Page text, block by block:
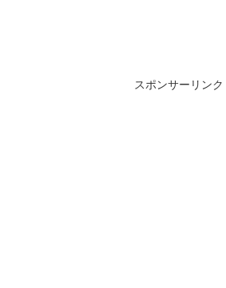
スポンサーリンク